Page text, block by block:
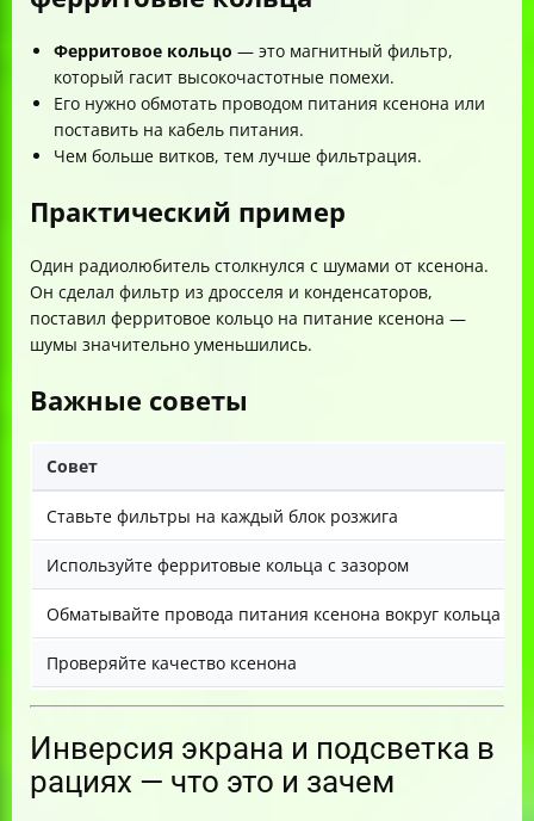
Ферритовое кольцо — это магнитный фильтр,
который гасит высокочастотные помехи.
Его нужно обмотать проводом питания ксенона или
поставить на кабель питания.
Чем больше витков, тем лучше фильтрация.
Практический пример
Один радиолюбитель столкнулся с шумами от ксенона.
Он сделал фильтр из дросселя и конденсаторов,
поставил ферритовое кольцо на питание ксенона —
шумы значительно уменьшились.
Важные советы
Совет
Ставьте фильтры на каждый блок розжига
Используйте ферритовые кольца с зазором
Обматывайте провода питания ксенона вокруг кольца
Проверяйте качество ксенона
Инверсия экрана и подсветка в
рациях — что это и зачем